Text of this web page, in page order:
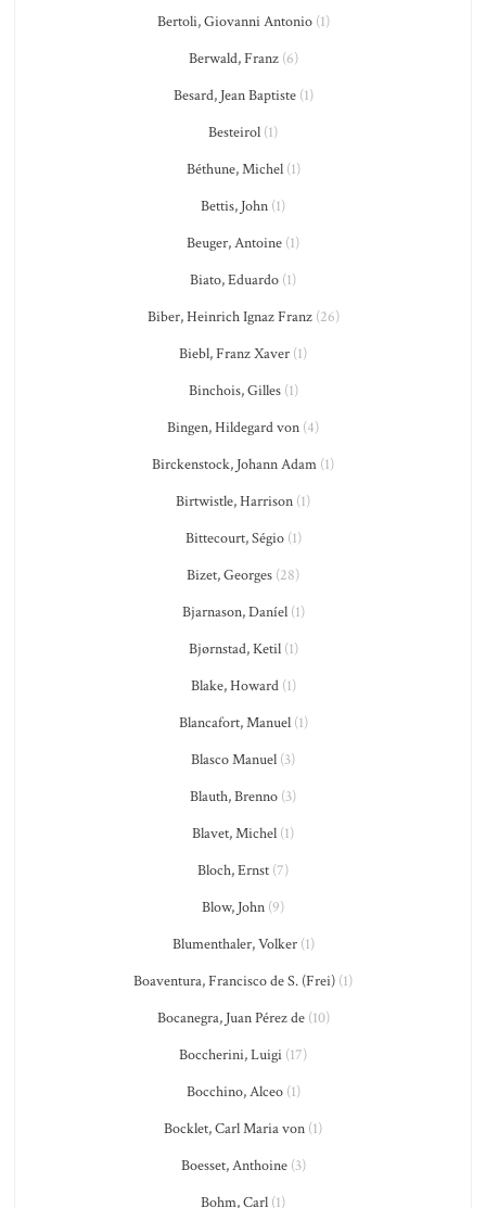
Bertoli, Giovanni Antonio(1)
Berwald, Franz(6)
Besard, Jean Baptiste(1)
Besteirol (1)
Béthune, Michel(1)
Bettis, John (1)
Beuger, Antoine (1)
Biato, Eduardo (1)
Biber, Heinrich Ignaz Franz(26)
Biebl, Franz Xaver (1)
Binchois, Gilles(1)
Bingen, Hildegard von (4)
Birckenstock, Johann Adam (1)
Birtwistle, Harrison (1)
Bittecourt, Ségio(1)
Bizet, Georges (28)
Bjarnason, Daníel(1)
Bjørnstad, Ketil(1)
Blake, Howard(1)
Blancafort, Manuel(1)
Blasco Manuel (3)
Blauth, Brenno (3)
Blavet, Michel (1)
Bloch, Ernst (7)
Blow, John (9)
Blumenthaler, Volker(1)
Boaventura, Francisco de S. (Frei) (1)
Bocanegra, Juan Pérez de(10)
Boccherini, Luigi (17)
Bocchino, Alceo(1)
Bocklet, Carl Maria von (1)
Boesset, Anthoine(3)
Bohm, Carl (1)